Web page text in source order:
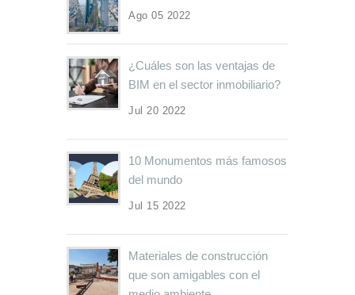
Ago 05 2022
¿Cuáles son las ventajas de
BIM en el sector inmobiliario?
Jul 20 2022
10 Monumentos más famosos
del mundo
Jul 15 2022
Materiales de construcción
que son amigables con el